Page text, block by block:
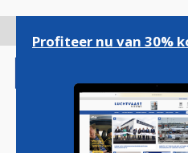
gaan
Profiteer nu van 30%